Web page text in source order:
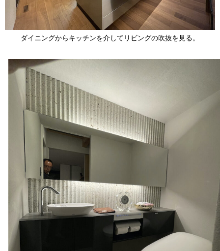
ダイニングからキッチンを介してリビングの吹抜を見る。